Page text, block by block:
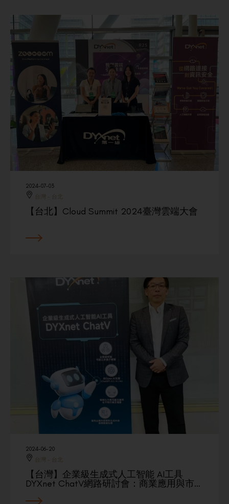
2024-07-03
【台北】Cloud Summit 2024臺灣雲端大會
2024-06-20
【台灣】企業級生成式人工智能 AI工具
DYXnet ChatV網路研討會：商業應用與市…